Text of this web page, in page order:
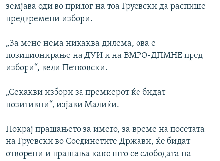
земјава оди во прилог на тоа Груевски да распише
предвремени избори.
„За мене нема никаква дилема, ова е
позиционирање на ДУИ и на ВМРО-ДПМНЕ пред
избори“, вели Петковски.
„Секакви избори за премиерот ќе бидат
позитивни“, изјави Малиќи.
Покрај прашањето за името, за време на посетата
на Груевски во Соединетите Држави, ќе бидат
отворени и прашања како што се слободата на